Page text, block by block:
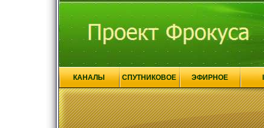
КАНАЛЫ СПУТНИКОВОЕ ЭФИРНОЕ